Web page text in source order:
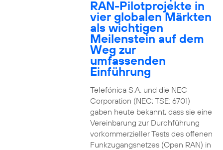
RAN-Pilotprojekte in
vier globalen Märkten
als wichtigen
Meilenstein auf dem
Weg zur
umfassenden
Einführung
Telefónica S.A. und die NEC
Corporation (NEC; TSE: 6701)
gaben heute bekannt, dass sie eine
Vereinbarung zur Durchführung
vorkommerzieller Tests des offenen
Funkzugangsnetzes (Open RAN) in